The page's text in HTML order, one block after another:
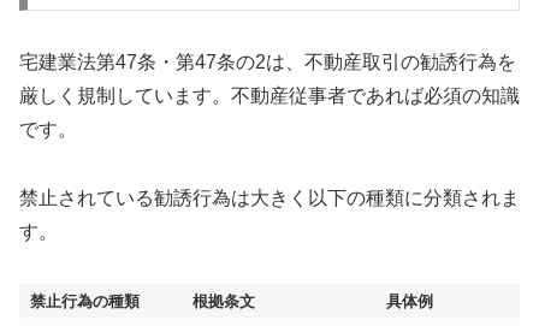
宅建業法第47条・第47条の2は、不動産取引の勧誘行為を
厳しく規制しています。不動産従事者であれば必須の知識
です。
禁止されている勧誘行為は大きく以下の種類に分類されま
す。
禁止行為の種類 根拠条文
具体例